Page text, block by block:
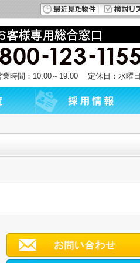
業時間：10:00～19:00 定休日：水曜日